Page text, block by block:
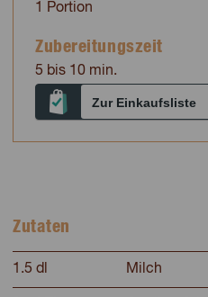
1 Portion
Zubereitungszeit
5 bis 10 min.
Zur Einkaufsliste
Zutaten
1.5 dl Milch